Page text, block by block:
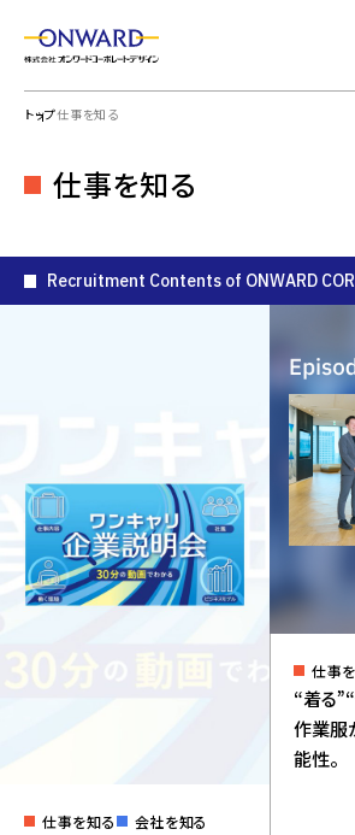
会社を知る
環境を知る
全て
​社員インタビュー
ユニフォー
トップ仕事を知る
仕事を知る
Recruitment Contents of ONWARD
仕事を知る 会社を知る
仕事
“着る
作業服
能性。